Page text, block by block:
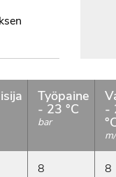
Työpaine
- 23 °C
bar
-
8 8